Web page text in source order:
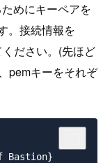
めにキーペアを
。接続情報を
ださい。(先ほど
、pemキーをそれぞ
Bastion}